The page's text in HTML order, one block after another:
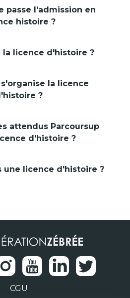
histoire ?
la licence d'histoire ?
?
d'histoire ?
une licence d'histoire ?
CGU